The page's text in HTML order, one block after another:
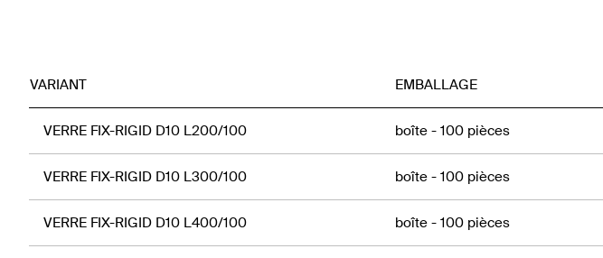
VARIANT EMBALLAGE
VERRE FIX-RIGID D10 L200/100 boîte - 100 pièces
VERRE FIX-RIGID D10 L300/100 boîte - 100 pièces
VERRE FIX-RIGID D10 L400/100 boîte - 100 pièces